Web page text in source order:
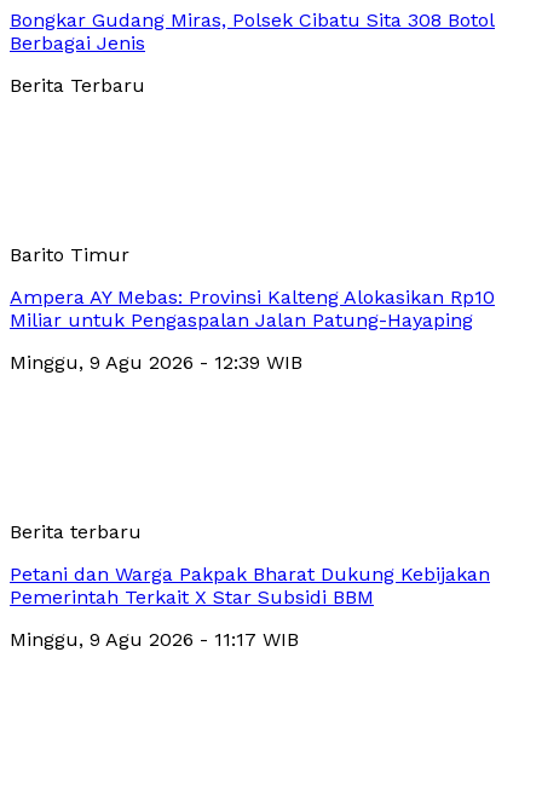
Bongkar Gudang Miras, Polsek Cibatu Sita 308 Botol
Berbagai Jenis
Berita Terbaru
Barito Timur
Ampera AY Mebas: Provinsi Kalteng Alokasikan Rp10
Miliar untuk Pengaspalan Jalan Patung-Hayaping
Minggu, 9 Agu 2026 - 12:39 WIB
Berita terbaru
Petani dan Warga Pakpak Bharat Dukung Kebijakan
Pemerintah Terkait X Star Subsidi BBM
Minggu, 9 Agu 2026 - 11:17 WIB